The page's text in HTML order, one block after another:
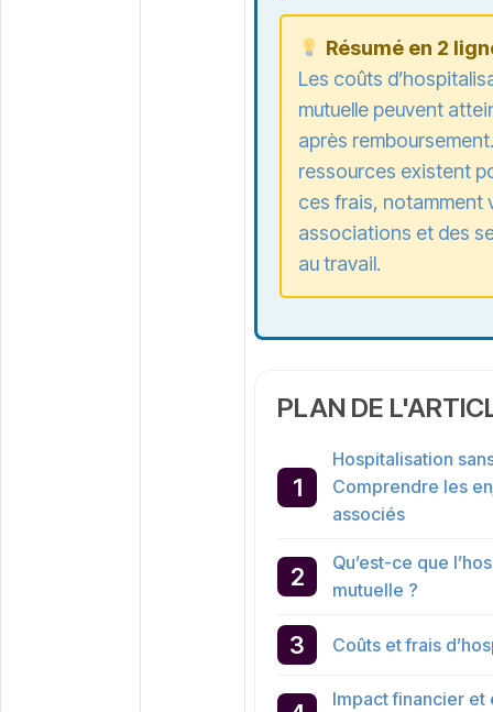
Résumé en 2
Les coûts
mutuelle peuvent
après
ressources existent
ces frais, notamment
associations et des
au travail.
PLAN DE
Hospitalisation
Comprendre les
associés
Qu’est-ce que
mutuelle ?
Coûts et frais
Impact financier et